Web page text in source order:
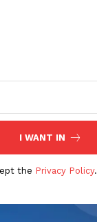
I WANT IN
the Privacy Policy.